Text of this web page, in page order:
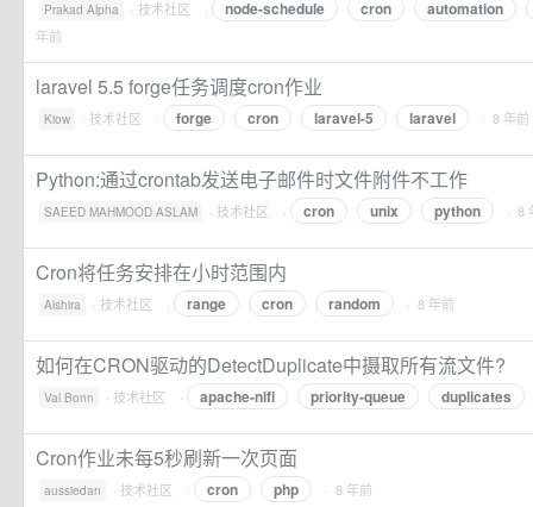
Prakad Alpha · 技术社区 · node-schedule cron automation
年前
laravel 5.5 forge任务调度cron作业
Kiow · 技术社区 · forge cron laravel-5 laravel · 8 年前
Python:通过crontab发送电子邮件时文件附件不工作
SAEED MAHMOOD ASLAM · 技术社区 · cron unix python · 8
Cron将任务安排在小时范围内
Alshira · 技术社区 · range cron random · 8 年前
如何在CRON驱动的DetectDuplicate中摄取所有流文件?
Val Bonn · 技术社区 · apache-nifi priority-queue duplicates
Cron作业未每5秒刷新一次页面
aussiedan · 技术社区 · cron php · 8 年前